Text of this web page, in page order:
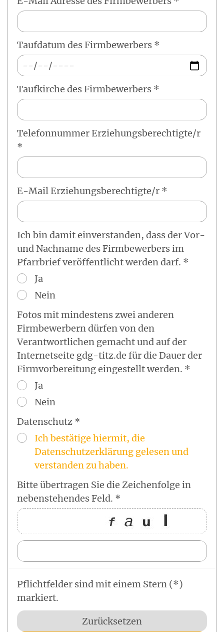
Taufdatum des Firmbewerbers *
Taufkirche des Firmbewerbers *
Telefonnummer Erziehungsberechtigte/r
*
E-Mail Erziehungsberechtigte/r *
Ich bin damit einverstanden, dass der Vor-
und Nachname des Firmbewerbers im
Pfarrbrief veröffentlicht werden darf. *
Ja
Nein
Fotos mit mindestens zwei anderen
Firmbewerbern dürfen von den
Verantwortlichen gemacht und auf der
Internetseite gdg-titz.de für die Dauer der
Firmvorbereitung eingestellt werden. *
Ja
Nein
Datenschutz *
Ich bestätige hiermit, die
Datenschutzerklärung gelesen und
verstanden zu haben.
Bitte übertragen Sie die Zeichenfolge in
nebenstehendes Feld. *
Pflichtfelder sind mit einem Stern (*)
markiert.
Zurücksetzen